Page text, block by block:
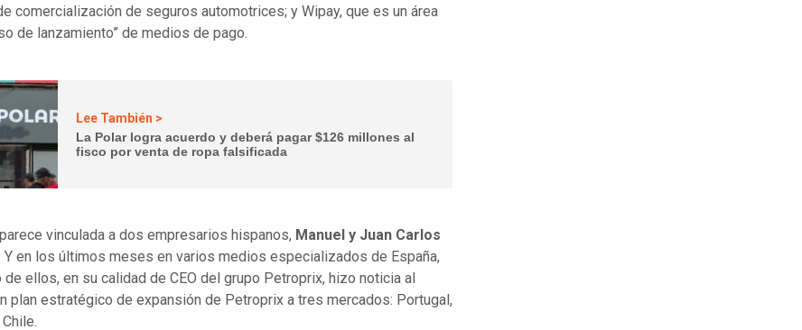
comercialización de seguros automotrices; y Wipay, que es un área
de lanzamiento” de medios de pago.
Lee También >
La Polar logra acuerdo y deberá pagar $126 millones al
fisco por venta de ropa falsificada
vinculada a dos empresarios hispanos, Manuel y Juan Carlos
Y en los últimos meses en varios medios especializados de España,
ellos, en su calidad de CEO del grupo Petroprix, hizo noticia al
plan estratégico de expansión de Petroprix a tres mercados: Portugal,